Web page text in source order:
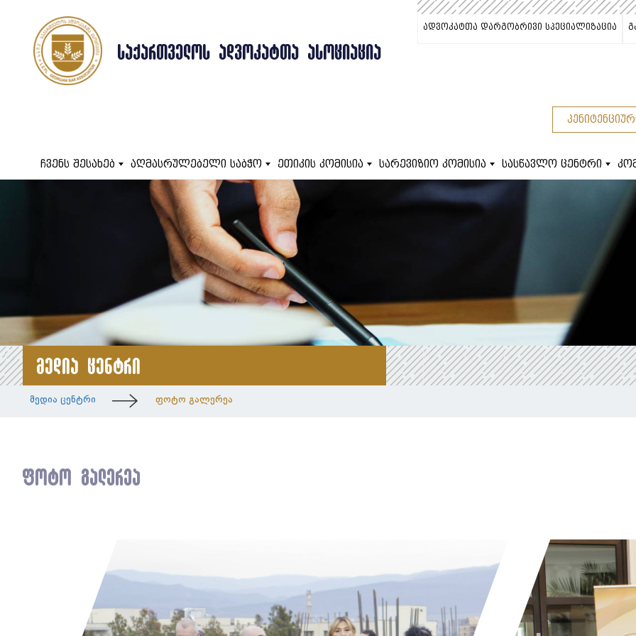
ᲡᲐᲥᲐᲠᲗᲕᲔᲚᲝᲡ ᲐᲓᲕᲝᲙᲐᲢᲗᲐ ᲐᲡᲝᲪᲘᲐᲪᲘᲐ
ადვოკატთა დარგობრივი სპეციალიზაცია
ჩვენს შესახებ აღმასრულებელი საბჭო ეთიკის კომისია სარევიზიო კომისია სასწავლო ცენტრი
მედია ცენტრი
მედია ცენტრი ფოტო გალერეა
ფოტო გალერეა